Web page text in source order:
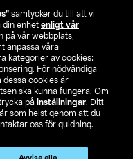
samtycker du till att vi
din enhet enligt vår
på vår webbplats,
anpassa våra
kategorier av cookies:
För nödvändiga
dessa cookies är
ska kunna fungera. Om
på inställningar. Ditt
som helst genom att du
oss för guidning.
moms